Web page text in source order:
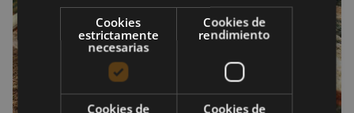
Cookies
estrictamente
necesarias
Cookies de
rendimiento
Cookies de Cookies de